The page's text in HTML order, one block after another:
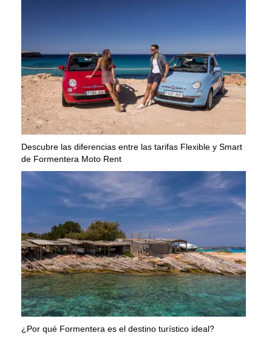
Descubre las diferencias entre las tarifas Flexible y Smart
de Formentera Moto Rent
¿Por qué Formentera es el destino turístico ideal?